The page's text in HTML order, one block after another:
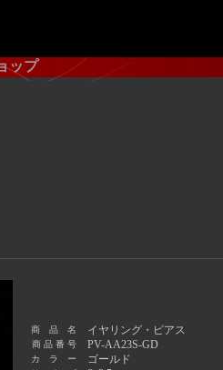
ップ
商 品 名 イヤリング・ピアス
商 品 番 号 PV-AA23S-GD
カ ラ ー ゴールド